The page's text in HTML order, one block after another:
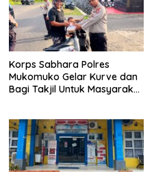
Korps Sabhara Polres
Mukomuko Gelar Kurve dan
Bagi Takjil Untuk Masyarakat